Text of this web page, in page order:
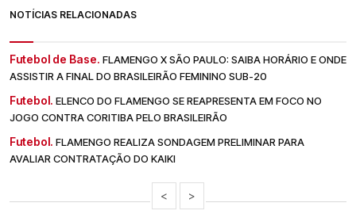
NOTÍCIAS RELACIONADAS
Futebol de Base. FLAMENGO X SÃO PAULO: SAIBA HORÁRIO E ONDE
ASSISTIR A FINAL DO BRASILEIRÃO FEMININO SUB-20
Futebol. ELENCO DO FLAMENGO SE REAPRESENTA EM FOCO NO
JOGO CONTRA CORITIBA PELO BRASILEIRÃO
Futebol. FLAMENGO REALIZA SONDAGEM PRELIMINAR PARA
AVALIAR CONTRATAÇÃO DO KAIKI
< >